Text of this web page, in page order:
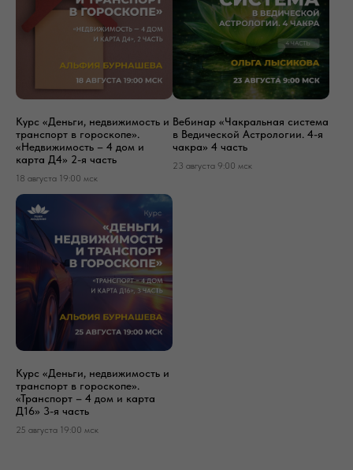
Курс «Деньги, недвижимость и
транспорт в гороскопе».
«Недвижимость – 4 дом и
карта Д4» 2-я часть
18 августа 19:00 мск
Вебинар «Чакральная система
в Ведической Астрологии. 4-я
чакра» 4 часть
23 августа 9:00 мск
Курс «Деньги, недвижимость и
транспорт в гороскопе».
«Транспорт – 4 дом и карта
Д16» 3-я часть
25 августа 19:00 мск